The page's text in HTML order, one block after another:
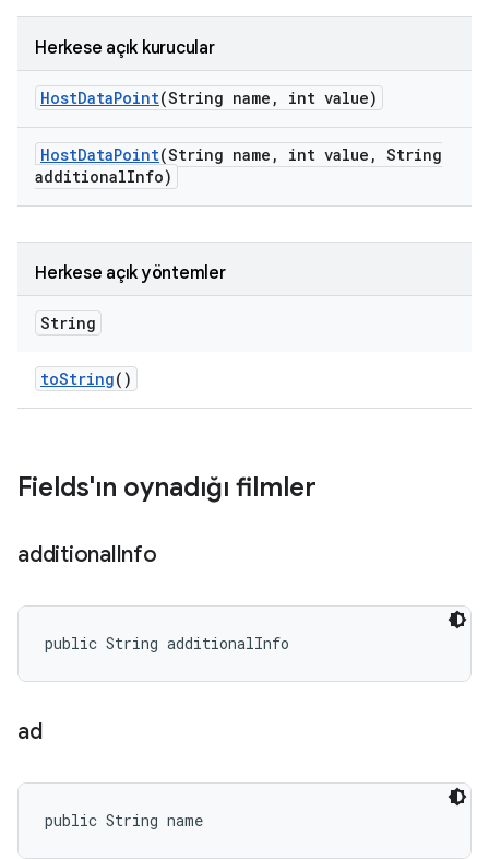
Herkese açık kurucular
HostDataPoint(String name , int value)
HostDataPoint(String name , int value , String
additionalInfo)
Herkese açık yöntemler
String
toString()
Fields'ın oynadığı filmler
additionalInfo
public String additionalInfo
ad
public String name